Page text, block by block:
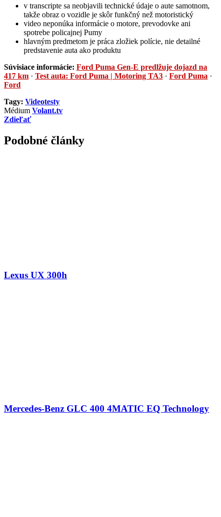
v transcripte sa neobjavili technické údaje o aute samotnom,
takže obraz o vozidle je skôr funkčný než motoristický
video neponúka informácie o motore, prevodovke ani
spotrebe policajnej Pumy
hlavným predmetom je práca zložiek polície, nie detailné
predstavenie auta ako produktu
Súvisiace informácie: Ford Puma Gen-E predlžuje dojazd na
417 km · Test auta: Ford Puma | Motoring TA3 · Ford Puma ·
Ford
Tagy: Videotesty
Médium Volant.tv
Zdieľať
Podobné články
Lexus UX 300h
Mercedes-Benz GLC 400 4MATIC EQ Technology